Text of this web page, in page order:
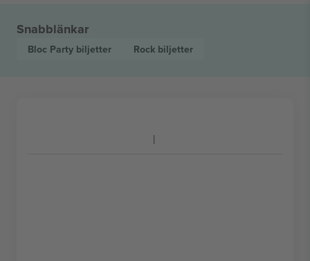
Snabblänkar
Bloc Party biljetter Rock biljetter